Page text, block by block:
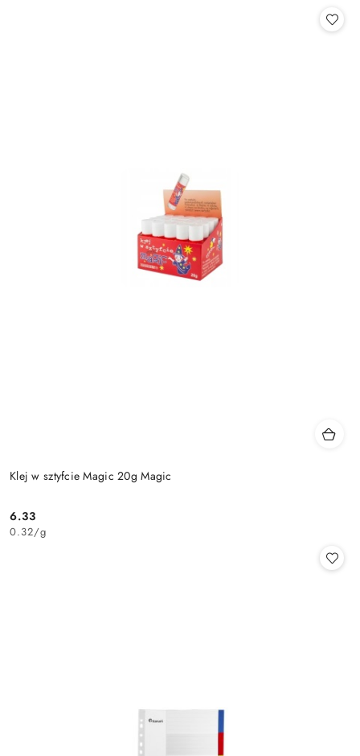
Klej w sztyfcie Magic 20g Magic
Cena:
6.33
0.32/g